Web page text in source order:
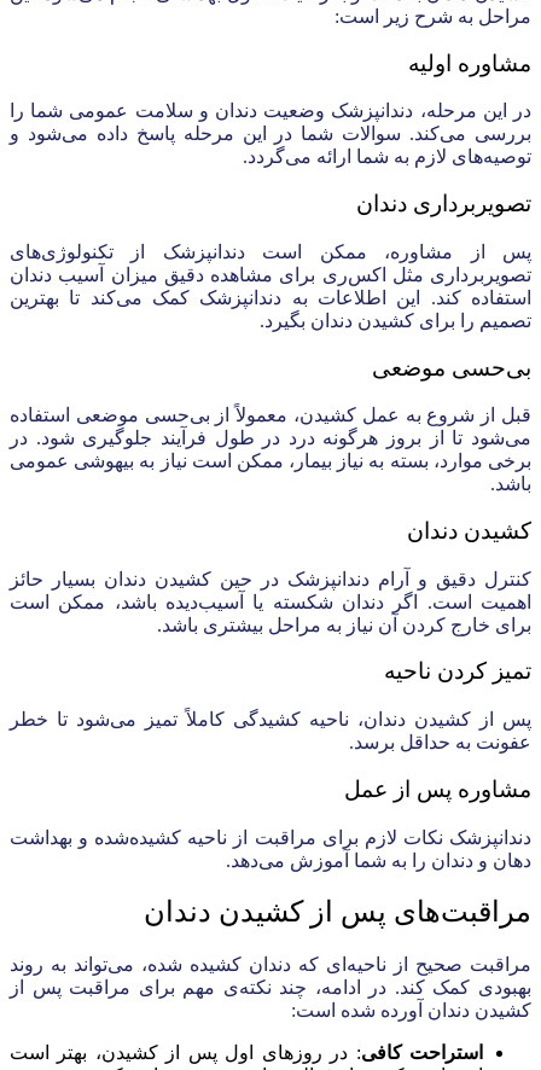
مراحل به شرح زیر است:
مشاوره اولیه
در این مرحله، دندانپزشک وضعیت دندان و سلامت عمومی شما را
بررسی می‌کند. سوالات شما در این مرحله پاسخ داده می‌شود و
توصیه‌های لازم به شما ارائه می‌گردد.
تصویربرداری دندان
پس از مشاوره، ممکن است دندانپزشک از تکنولوژی‌های
تصویربرداری مثل اکس‌ری برای مشاهده دقیق میزان آسیب دندان
استفاده کند. این اطلاعات به دندانپزشک کمک می‌کند تا بهترین
تصمیم را برای کشیدن دندان بگیرد.
بی‌حسی موضعی
قبل از شروع به عمل کشیدن، معمولاً از بی‌حسی موضعی استفاده
می‌شود تا از بروز هرگونه درد در طول فرآیند جلوگیری شود. در
برخی موارد، بسته به نیاز بیمار، ممکن است نیاز به بیهوشی عمومی
باشد.
کشیدن دندان
کنترل دقیق و آرام دندانپزشک در حین کشیدن دندان بسیار حائز
اهمیت است. اگر دندان شکسته یا آسیب‌دیده باشد، ممکن است
برای خارج کردن آن نیاز به مراحل بیشتری باشد.
تمیز کردن ناحیه
پس از کشیدن دندان، ناحیه کشیدگی کاملاً تمیز می‌شود تا خطر
عفونت به حداقل برسد.
مشاوره پس از عمل
دندانپزشک نکات لازم برای مراقبت از ناحیه کشیده‌شده و بهداشت
دهان و دندان را به شما آموزش می‌دهد.
مراقبت‌های پس از کشیدن دندان
مراقبت صحیح از ناحیه‌ای که دندان کشیده شده، می‌تواند به روند
بهبودی کمک کند. در ادامه، چند نکته‌ی مهم برای مراقبت پس از
کشیدن دندان آورده شده است:
استراحت کافی: در روز‌های اول پس از کشیدن، بهتر است